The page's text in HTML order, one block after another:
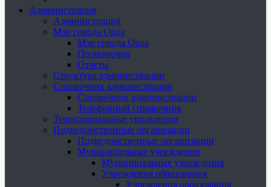
Администрация
Администрация
Мэр города Орла
Мэр города Орла
Полномочия
Отчеты
Структура администрации
Справочник администрации
Справочник администрации
Телефонный справочник
Территориальные управления
Подведомственные организации
Подведомственные организации
Муниципальные учреждения
Муниципальные учреждения
Учреждения образования
Учреждения образования